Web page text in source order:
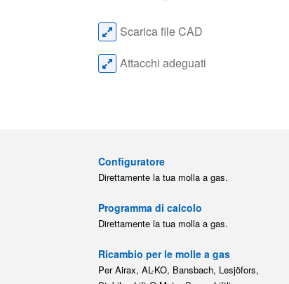
Scarica file CAD
Attacchi adeguati
Configuratore
Direttamente la tua molla a gas.
Programma di calcolo
Direttamente la tua molla a gas.
Ricambio per le molle a gas
Per Airax, AL-KO, Bansbach, Lesjöfors,